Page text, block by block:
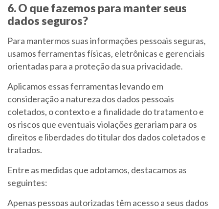
6. O que fazemos para manter seus
dados seguros?
Para mantermos suas informações pessoais seguras,
usamos ferramentas físicas, eletrônicas e gerenciais
orientadas para a proteção da sua privacidade.
Aplicamos essas ferramentas levando em
consideração a natureza dos dados pessoais
coletados, o contexto e a finalidade do tratamento e
os riscos que eventuais violações gerariam para os
direitos e liberdades do titular dos dados coletados e
tratados.
Entre as medidas que adotamos, destacamos as
seguintes:
Apenas pessoas autorizadas têm acesso a seus dados